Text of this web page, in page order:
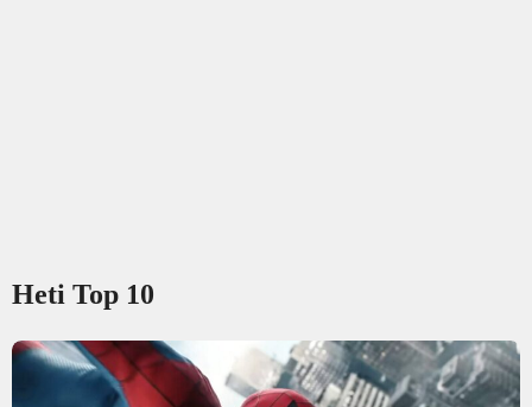
Heti Top 10